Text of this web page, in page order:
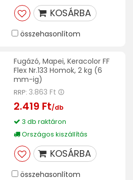
KOSÁRBA
összehasonlítom
Fugázó, Mapei, Keracolor FF
Flex Nr.133 Homok, 2 kg (6
mm-ig)
RRP: 3.863 Ft
2.419 Ft/db
3 db raktáron
Országos kiszállítás
KOSÁRBA
összehasonlítom